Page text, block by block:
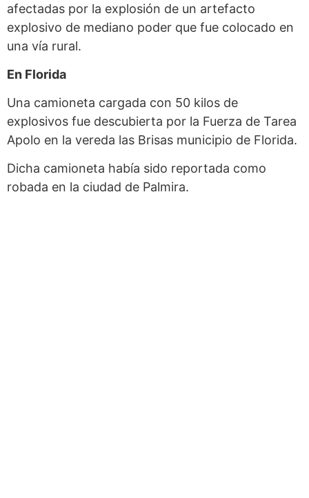
afectadas por la explosión de un artefacto
explosivo de mediano poder que fue colocado en
una vía rural.
En Florida
Una camioneta cargada con 50 kilos de
explosivos fue descubierta por la Fuerza de Tarea
Apolo en la vereda las Brisas municipio de Florida.
Dicha camioneta había sido reportada como
robada en la ciudad de Palmira.